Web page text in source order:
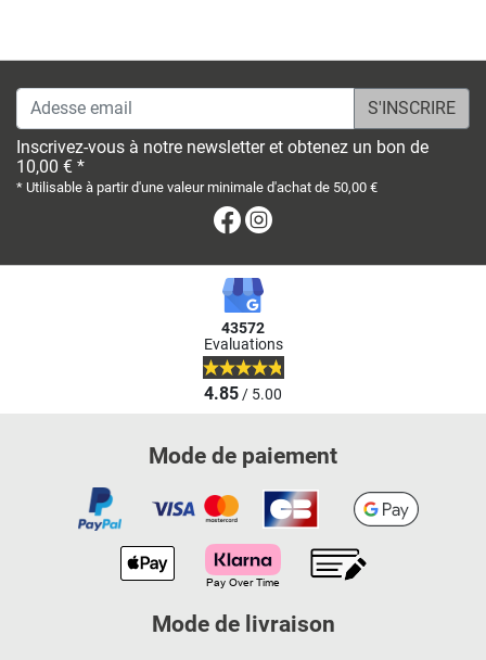
Adesse email
Inscrivez-vous à notre newsletter et obtenez un bon de
10,00 € *
* Utilisable à partir d'une valeur minimale d'achat de 50,00 €
Facebook
43572
Evaluations
4.85/ 5.00
Mode de paiement
Mode de livraison